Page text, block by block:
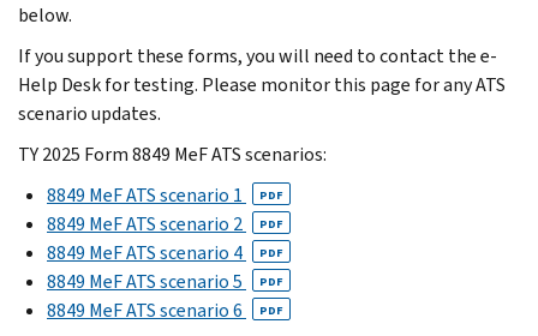
below.
If you support these forms, you will need to contact the e-
Help Desk for testing. Please monitor this page for any ATS
scenario updates.
TY 2025 Form 8849 MeF ATS scenarios:
8849 MeF ATS scenario 1
PDF
8849 MeF ATS scenario 2 PDF
8849 MeF ATS scenario 4 PDF
8849 MeF ATS scenario 5 PDF
8849 MeF ATS scenario 6 PDF